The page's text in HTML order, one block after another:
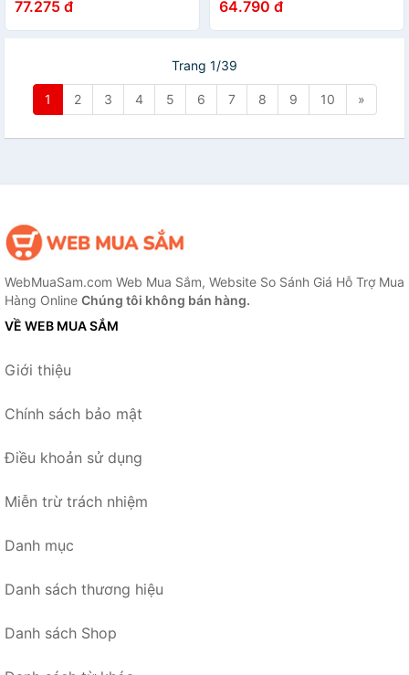
Nữ
77.275 đ
Khuyên
64.790 đ
Trang 1/39
1 2 3 4 5 6 7 8 9 10 »
WebMuaSam.com Web Mua Sắm, Website So Sánh Giá Hỗ Trợ Mua
Hàng Online Chúng tôi không bán hàng.
VỀ WEB MUA SẮM
Giới thiệu
Chính sách bảo mật
Điều khoản sử dụng
Miễn trừ trách nhiệm
Danh mục
Danh sách thương hiệu
Danh sách Shop